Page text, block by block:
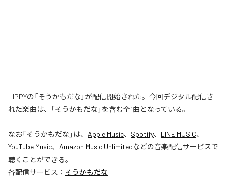
HIPPYの「そうかもだな」が配信開始された。今回デジタル配信さ
れた楽曲は、「そうかもだな」を含む全1曲となっている。
なお「そうかもだな 」は、 Apple Music、 Spotify、 LINE MUSIC、
YouTube Music、 Amazon Music Unlimitedなどの音楽配信サービスで
聴くことができる。
各配信サービス： そうかもだな